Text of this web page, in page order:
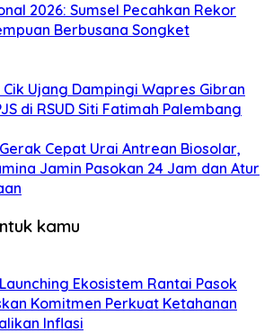
2026: Sumsel Pecahkan Rekor
Berbusana Songket
Ujang Dampingi Wapres Gibran
di RSUD Siti Fatimah Palembang
Cepat Urai Antrean Biosolar,
Jamin Pasokan 24 Jam dan Atur
kamu
Ekosistem Rantai Pasok
Komitmen Perkuat Ketahanan
Inflasi